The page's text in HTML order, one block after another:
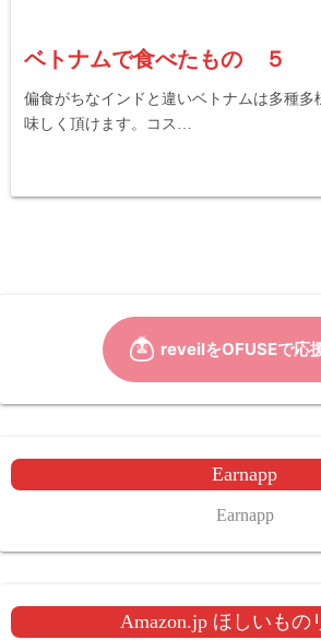
ベトナムで食べたもの ５
偏食がちなインドと違いベトナムは多種多
味しく頂けます。コス…
Earnapp
Earnapp
Amazon.jp ほしいもの